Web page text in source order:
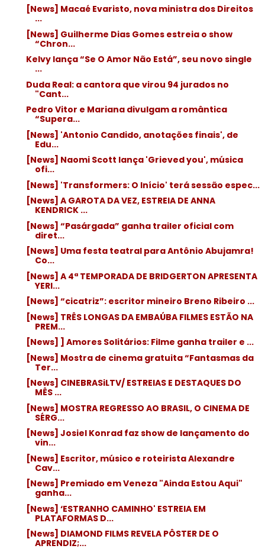
[News] Macaé Evaristo, nova ministra dos Direitos
...
[News] Guilherme Dias Gomes estreia o show
“Chron...
Kelvy lança “Se O Amor Não Está”, seu novo single
...
Duda Real: a cantora que virou 94 jurados no
"Cant...
Pedro Vitor e Mariana divulgam a romântica
“Supera...
[News] 'Antonio Candido, anotações finais', de
Edu...
[News] Naomi Scott lança 'Grieved you', música
ofi...
[News] 'Transformers: O Início' terá sessão espec...
[News] A GAROTA DA VEZ, ESTREIA DE ANNA
KENDRICK ...
[News] “Pasárgada” ganha trailer oficial com
diret...
[News] Uma festa teatral para Antônio Abujamra!
Co...
[News] A 4ª TEMPORADA DE BRIDGERTON APRESENTA
YERI...
[News] “cicatriz”: escritor mineiro Breno Ribeiro ...
[News] TRÊS LONGAS DA EMBAÚBA FILMES ESTÃO NA
PREM...
[News] ] Amores Solitários: Filme ganha trailer e ...
[News] Mostra de cinema gratuita “Fantasmas da
Ter...
[News] CINEBRASiLTV/ ESTREIAS E DESTAQUES DO
MÊS ...
[News] MOSTRA REGRESSO AO BRASIL, O CINEMA DE
SÉRG...
[News] Josiel Konrad faz show de lançamento do
vin...
[News] Escritor, músico e roteirista Alexandre
Cav...
[News] Premiado em Veneza "Ainda Estou Aqui"
ganha...
[News] ‘ESTRANHO CAMINHO' ESTREIA EM
PLATAFORMAS D...
[News] DIAMOND FILMS REVELA PÔSTER DE O
APRENDIZ;...